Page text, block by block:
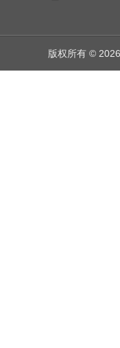
版权所有 ©